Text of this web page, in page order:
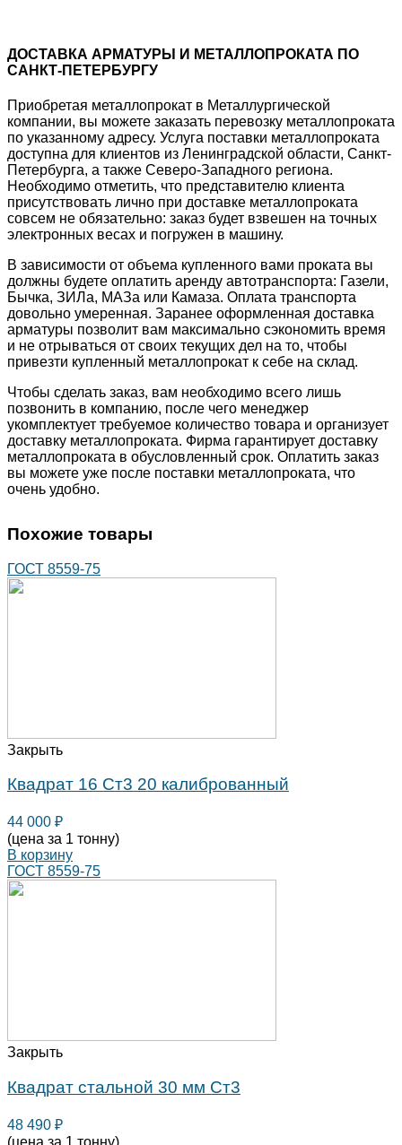
ДОСТАВКА АРМАТУРЫ И МЕТАЛЛОПРОКАТА ПО
САНКТ-ПЕТЕРБУРГУ
Приобретая металлопрокат в Металлургической
компании, вы можете заказать перевозку металлопроката
по указанному адресу. Услуга поставки металлопроката
доступна для клиентов из Ленинградской области, Санкт-
Петербурга, а также Северо-Западного региона.
Необходимо отметить, что представителю клиента
присутствовать лично при доставке металлопроката
совсем не обязательно: заказ будет взвешен на точных
электронных весах и погружен в машину.
В зависимости от объема купленного вами проката вы
должны будете оплатить аренду автотранспорта: Газели,
Бычка, ЗИЛа, МАЗа или Камаза. Оплата транспорта
довольно умеренная. Заранее оформленная доставка
арматуры позволит вам максимально сэкономить время
и не отрываться от своих текущих дел на то, чтобы
привезти купленный металлопрокат к себе на склад.
Чтобы сделать заказ, вам необходимо всего лишь
позвонить в компанию, после чего менеджер
укомплектует требуемое количество товара и организует
доставку металлопроката. Фирма гарантирует доставку
металлопроката в обусловленный срок. Оплатить заказ
вы можете уже после поставки металлопроката, что
очень удобно.
Похожие товары
ГОСТ 8559-75
Закрыть
Квадрат 16 Ст3 20 калиброванный
44 000 ₽
(цена за 1 тонну)
В корзину
ГОСТ 8559-75
Закрыть
Квадрат стальной 30 мм Ст3
48 490 ₽
(цена за 1 тонну)